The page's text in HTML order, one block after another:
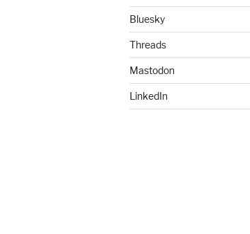
Bluesky
Threads
Mastodon
LinkedIn